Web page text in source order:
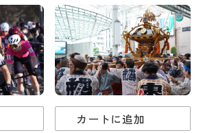
カートに追加